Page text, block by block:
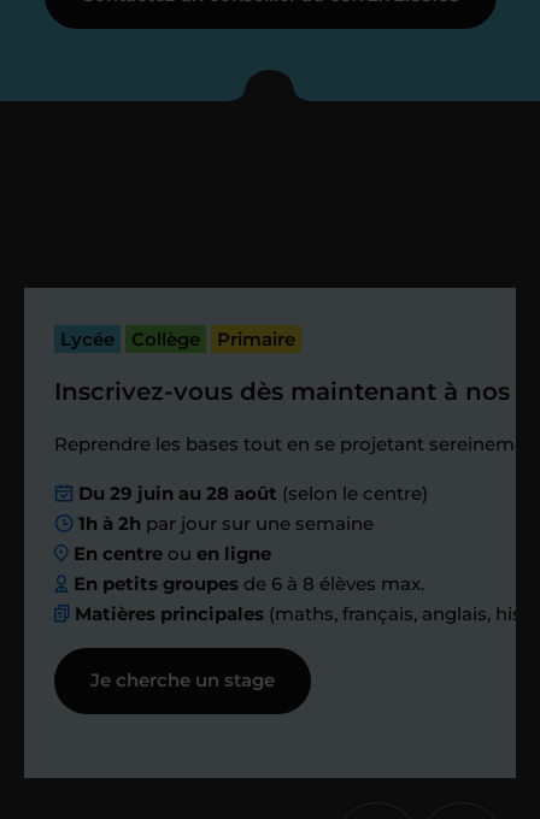
Je vous présente votre
enseignant sous 72
passé.
Étape 4
Nous planifions
ensemble des
échanges réguliers
Afin de suivre le travail et les progrès
réalisés, votre enseignant et moi-
même vous proposons des points et
Lycée Collège Primaire
Inscrivez-vous dès maintenant à nos
Reprendre les bases tout en se projetant
Du 29 juin au 28 août (selon le centre)
1h à 2h par jour sur une semaine
En centre ouen ligne
En petits groupes de 6 à 8 élèves max.
Matières principales (maths, français, anglais,
Je cherche un stage